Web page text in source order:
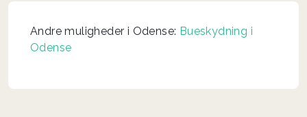
Andre muligheder i Odense: Bueskydning i
Odense